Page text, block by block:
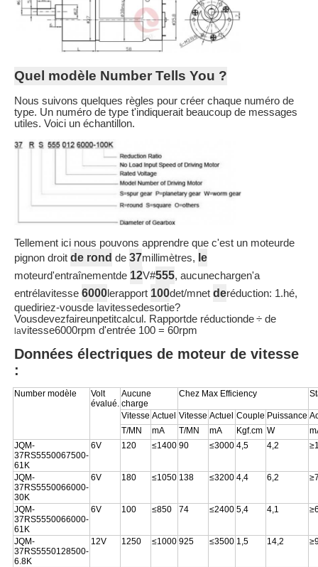
Quel modèle Number Tells You ?
Nous suivons quelques règles pour créer chaque numéro de
type. Un numéro de type t'indiquerait beaucoup de messages
utiles. Voici un échantillon.
Tellement ici nous pouvons apprendre que c'est un moteurde
pignon droit de rond de 37millimètres, le
moteurd'entraînementde 12V#555, aucunechargen'a
entrélavitesse 6000lerapport 100det/mnet deréduction: 1.hé,
quediriez-vousde lavitessedesortie?
Vousdevezfaireunpetitcalcul. Rapportde réductionde÷ de
lavitesse6000rpm d'entrée 100 = 60rpm
Données électriques de moteur de vitesse
:
Number modèle
Volt
évalué.
Aucune
charge
Chez Max Efficiency
Vitesse Actuel Vitesse Actuel Couple Puissance
T/MN
mA T/MN mA Kgf.cm W
JQM-
37RS5550067500-
61K
6V 120 ≤1400 90 ≤3000 4,5 4,2
JQM-
37RS5550066000-
30K
6V 180 ≤1050 138 ≤3200 4,4 6,2
JQM-
37RS5550066000-
61K
6V 100 ≤850 74 ≤2400 5,4 4,1
JQM-
37RS5550128500-
6.8K
12V 1250 ≤1000 925 ≤3500 1,5 14,2